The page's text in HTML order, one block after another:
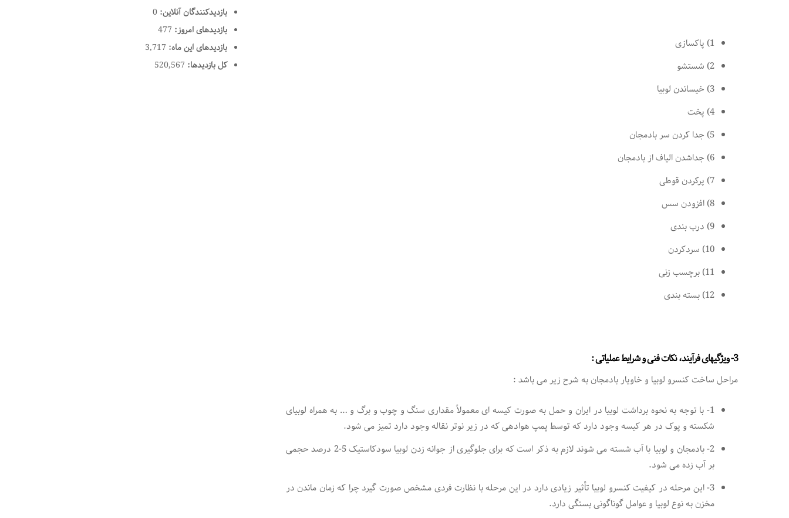
1) پاکسازی
2) شستشو
3) خیساندن لوبیا
4) پخت
5) جدا کردن سر بادمجان
6) جداشدن الیاف از بادمجان
7) پرکردن قوطی
8) افزودن سس
9) درب بندی
10) سردکردن
11) برچسب زنی
12) بسته بندی
3- ویژگیهای فرآیند، نکات فنی و شرایط عملیاتی :
مراحل ساخت کنسرو لوبیا و خاویار بادمجان به شرح زیر می باشد :
1- با توجه به نحوه برداشت لوبیا در ایران و حمل به صورت کیسه ای معمولاً مقداری سنگ و چوب و برگ و … به همراه لوبیای
شکسته و پوک در هر کیسه وجود دارد که توسط پمپ هوادهی که در زیر نوتر نقاله وجود دارد تمیز می شود.
2- بادمجان و لوبیا با آب شسته می شوند لازم به ذکر است که برای جلوگیری از جوانه زدن لوبیا سودکاستیک 5-2 درصد حجمی
بر آب زده می شود.
3- این مرحله در کیفیت کنسرو لوبیا تأثیر زیادی دارد در این مرحله با نظارت فردی مشخص صورت گیرد چرا که زمان ماندن در
مخزن به نوع لوبیا و عوامل گوناگونی بستگی دارد.
بازدیدکنندگان آنلاین:0
بازدیدهای امروز: 477
بازدیدهای این ماه: 3,717
کل بازدیدها: 520,567